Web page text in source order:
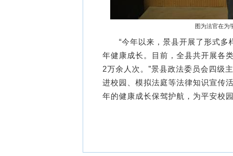
图为法官在为
“今年以来，景县开展了形式多
年健康成长。目前，全县共开展各
2万余人次。”景县政法委员会四级
进校园、模拟法庭等法律知识宣传
年的健康成长保驾护航，为平安校